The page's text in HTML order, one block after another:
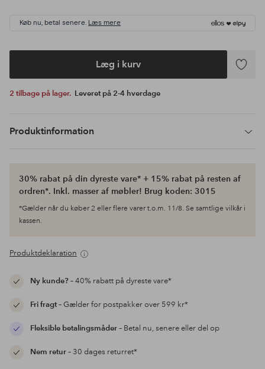
Køb nu, betal senere. Læs mere
Læg i kurv
Tilføj
2 tilbage på lager. Leveret på 2-4 hverdage
Produktinformation
30% rabat på din dyreste vare* + 15% rabat på resten af
ordren*. Inkl. masser af møbler! Brug koden: 3015
*Gælder når du køber 2 eller flere varer t.o.m. 11/8. Se samtlige vilkår i
kassen.
Produktdeklaration
Ny kunde?– 40% rabatt på dyreste vare*
Fri fragt– Gælder for postpakker over 599 kr*
Fleksible betalingsmåder– Betal nu, senere eller del op
Nem retur– 30 dages returret*